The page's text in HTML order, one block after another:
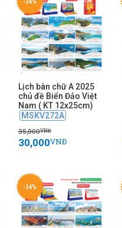
Lịch bàn chữ A 2025
chủ đề Biển Đảo Việt
Nam ( KT 12x25cm)
MSKV272A
35,000VNĐ
30,000VNĐ
-14%